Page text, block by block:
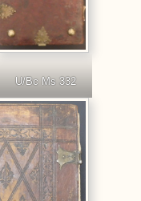
U/Bc Ms 332